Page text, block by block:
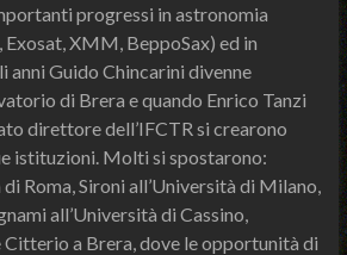
progressi in astronomia
Exosat, XMM, BeppoSax) ed in
anni Guido Chincarini divenne
di Brera e quando Enrico Tanzi
direttore dell’IFCTR si crearono
istituzioni. Molti si spostarono:
Roma, Sironi all’Università di Milano,
all’Università di Cassino,
Citterio a Brera, dove le opportunità di